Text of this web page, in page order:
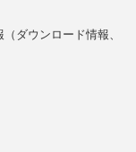
ダウンロード情報、